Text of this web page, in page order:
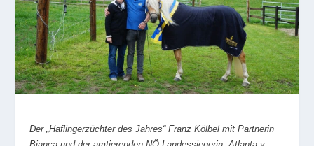
Der „Haflingerzüchter des Jahres“ Franz Kölbel mit Partnerin